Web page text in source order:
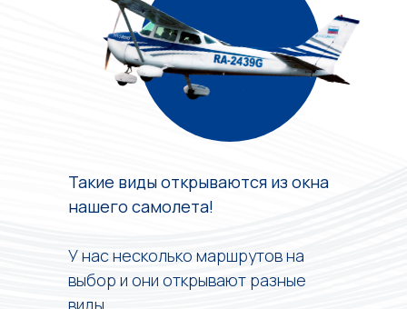
Такие виды открываются из окна
нашего самолета!
У нас несколько маршрутов на
выбор и они открывают разные
виды